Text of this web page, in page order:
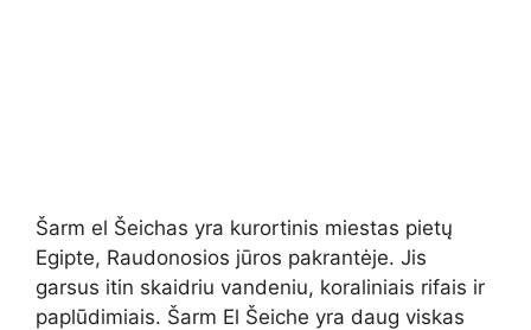
Šarm el Šeichas yra kurortinis miestas pietų
Egipte, Raudonosios jūros pakrantėje. Jis
garsus itin skaidriu vandeniu, koraliniais rifais ir
paplūdimiais. Šarm El Šeiche yra daug viskas